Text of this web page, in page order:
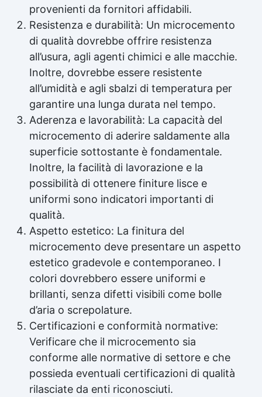
provenienti da fornitori affidabili.
Resistenza e durabilità: Un microcemento
di qualità dovrebbe offrire resistenza
all’usura, agli agenti chimici e alle macchie.
Inoltre, dovrebbe essere resistente
all’umidità e agli sbalzi di temperatura per
garantire una lunga durata nel tempo.
Aderenza e lavorabilità: La capacità del
microcemento di aderire saldamente alla
superficie sottostante è fondamentale.
Inoltre, la facilità di lavorazione e la
possibilità di ottenere finiture lisce e
uniformi sono indicatori importanti di
qualità.
Aspetto estetico: La finitura del
microcemento deve presentare un aspetto
estetico gradevole e contemporaneo. I
colori dovrebbero essere uniformi e
brillanti, senza difetti visibili come bolle
d’aria o screpolature.
Certificazioni e conformità normative:
Verificare che il microcemento sia
conforme alle normative di settore e che
possieda eventuali certificazioni di qualità
rilasciate da enti riconosciuti.